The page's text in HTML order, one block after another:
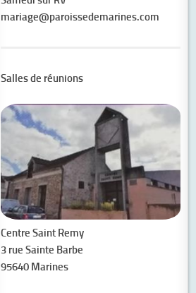
mariage@paroissedemarines.com
Salles de réunions
Centre Saint Remy
3 rue Sainte Barbe
95640 Marines